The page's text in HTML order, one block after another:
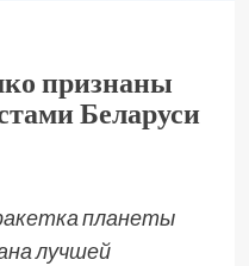
признаны
Беларуси
планеты
лучшей